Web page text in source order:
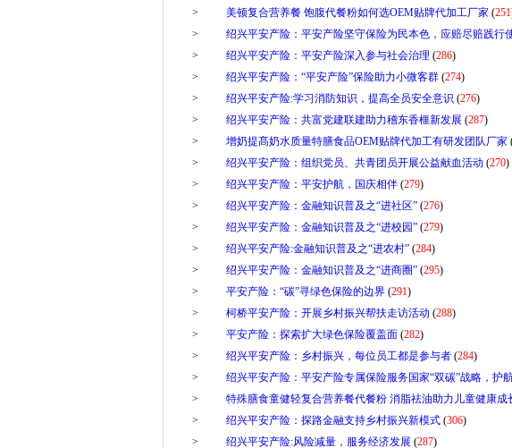
>
美顿复合营养餐 饱腹代餐粉如何选OEM贴牌代加工厂家 (251
>
绍兴平安产险：平安产险坚守保险为民本色，应赔尽赔践行
>
绍兴平安产险：平安产险深入参与社会治理 (286)
>
绍兴平安产险：“平安产险”保险助力小微客群 (274)
>
绍兴平安产险:学习消防知识，提高全员安全意识 (276)
>
绍兴平安产险：共富党建联建助力稽东香榧新发展 (287)
>
增奶提髙奶水质量特膳食品OEM贴牌代加工有研发团队厂家
>
绍兴平安产险：组织党员、共青团员开展公益献血活动 (270)
>
绍兴平安产险：平安护航，国庆相伴 (279)
>
绍兴平安产险：金融知识普及之“进社区” (276)
>
绍兴平安产险：金融知识普及之“进校园” (279)
>
绍兴平安产险:金融知识普及之“进农村” (284)
>
绍兴平安产险：金融知识普及之“进商圈” (295)
>
平安产险：“碳”寻绿色保险的边界 (291)
>
柯桥平安产险：开展乡村振兴帮扶走访活动 (288)
>
平安产险：探索扩大绿色保险覆盖面 (282)
>
绍兴平安产险：乡村振兴，每位员工都是参与者 (284)
>
绍兴平安产险：平安产险专属保险服务国家“双碳”战略，护
>
特殊膳食童健轻复合营养餐代餐粉 消脂祛油助力儿童健康成
>
绍兴平安产险：探路金融支持乡村振兴新模式 (306)
>
绍兴平安产险:风险减量，服务经济发展 (287)